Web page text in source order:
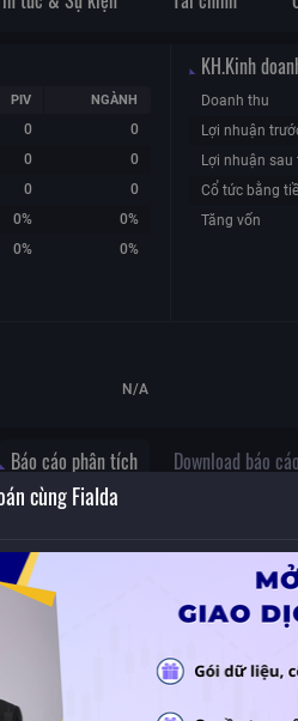
PIV NGÀNH
0
0
0
0
0
0
0%
0%
0% 0%
KH.Kinh
Doanh thu
Lợi nhuận
Lợi nhuận sau
Cổ tức bằng
Tăng vốn
N/A
Báo cáo phân tích Download báo cáo
cùng Fialda